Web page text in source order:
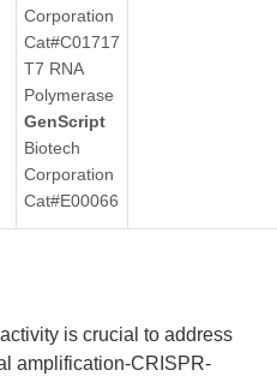
Corporation
Cat#C01717
T7 RNA
Polymerase
GenScript
Biotech
Corporation
Cat#E00066
is crucial to address
amplification-CRISPR-